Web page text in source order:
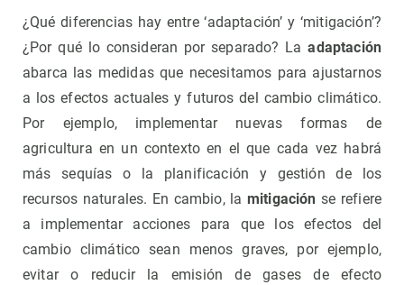
¿Qué diferencias hay entre ‘adaptación’ y ‘mitigación’?
¿Por qué lo consideran por separado? Laadaptación
abarca las medidas que necesitamos para ajustarnos
a los efectos actuales y futuros del cambio climático.
Por ejemplo, implementar nuevas formas de
agricultura en un contexto en el que cada vez habrá
más sequías o la planificación y gestión de los
recursos naturales. En cambio, la mitigación se refiere
a implementar acciones para que los efectos del
cambio climático sean menos graves, por ejemplo,
evitar o reducir la emisión de gases de efecto